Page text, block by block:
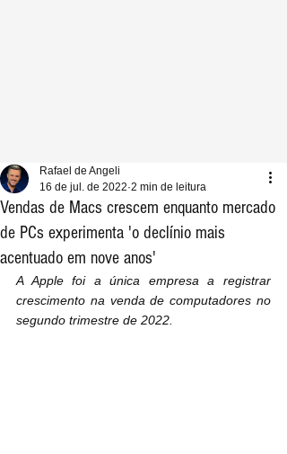
Vendas de Macs crescem enquanto mercado
de PCs experimenta 'o declínio mais
acentuado em nove anos'
Rafael de Angeli
16 de jul. de 2022 2 min de leitura
A Apple foi a única empresa a registrar
crescimento na venda de computadores no
segundo trimestre de 2022.